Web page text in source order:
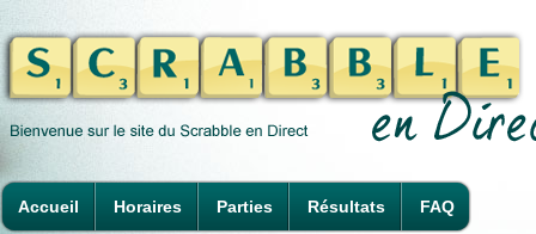
Accueil Horaires Parties Résultats FAQ